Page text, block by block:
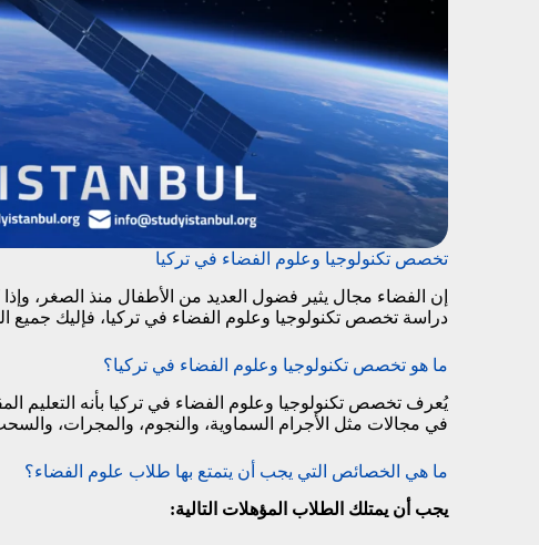
تخصص تكنولوجيا وعلوم الفضاء في تركيا
إن الفضاء مجال يثير فضول العديد من الأطفال منذ الصغر،
دراسة تخصص تكنولوجيا وعلوم الفضاء في تركيا، فإليك جميع
ما هو تخصص تكنولوجيا وعلوم الفضاء في تركيا؟
يُعرف تخصص تكنولوجيا وعلوم الفضاء في تركيا بأنه التعليم
في مجالات مثل الأجرام السماوية، والنجوم، والمجرات،
ما هي الخصائص التي يجب أن يتمتع بها طلاب علوم الفضاء؟
يجب أن يمتلك الطلاب المؤهلات التالية: